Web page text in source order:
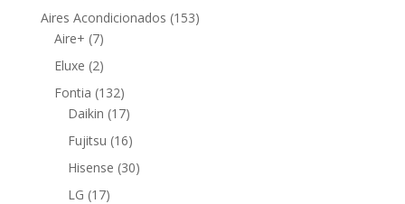
productos
Aires Acondicionados 153153
Aire+ 77
productos
Eluxe 22
productos
Fontia 132132
productos
Daikin 1717
productos
Fujitsu 1616
productos
Hisense 3030
LG 1717